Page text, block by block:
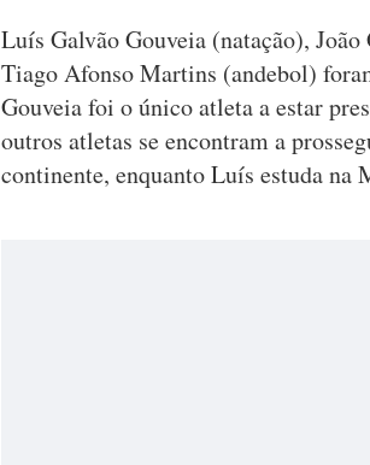
Luís Galvão Gouveia (natação),
Tiago Afonso Martins (andebol)
Gouveia foi o único atleta a estar
outros atletas se encontram a
continente, enquanto Luís estuda na